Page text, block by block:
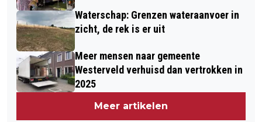
Waterschap: Grenzen wateraanvoer in
zicht, de rek is er uit
Meer mensen naar gemeente
Westerveld verhuisd dan vertrokken in
2025
Meer artikelen